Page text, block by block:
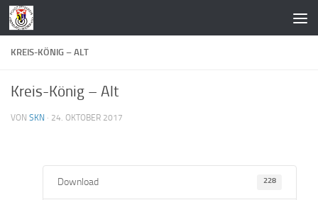
Zum Inhalt springen
KREIS-KÖNIG – ALT
Kreis-König – Alt
VON SKN · 24. OKTOBER 2017
Download 228